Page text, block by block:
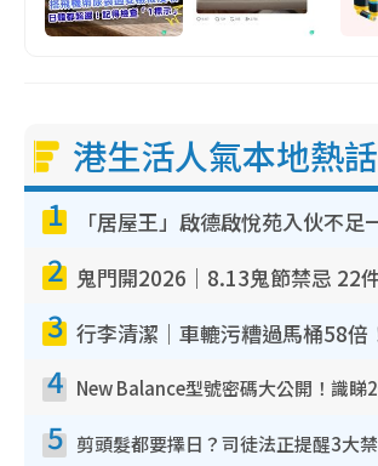
港生活人氣本地熱話
1
2
3
4
5